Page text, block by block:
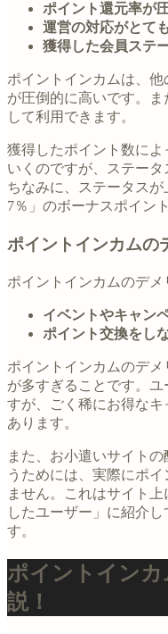
ポイント還元率が
運営の対応がとて
獲得した会員ステ
ポイントインカムは、
が圧倒的に高いです。
して利用できます。
獲得したポイント数に
いくのですが、ステータ
ちなみに、ステータス
7％」のボーナスポイン
ポイントインカムの
ポイントインカムのデメ
イベントやキャン
ポイント交換をし
ポイントインカムのデ
が多すぎることです。
すが、ごく稀にお得な
あります。
また、お小遣いサイト
うためには、実際にポ
ません。これはサイト
したユーザー」に紹介
す。
ポイントイン
説！